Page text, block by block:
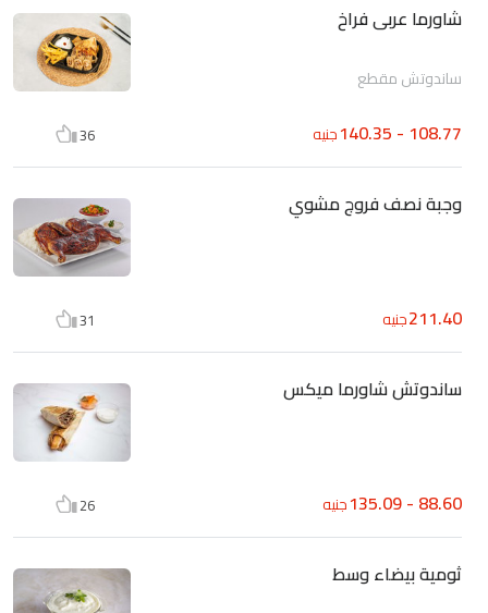
شاورما عربى فراخ
ساندوتش مقطع
108.77 - 140.35 جنيه 36
وجبة نصف فروج مشوي
211.40جنيه 31
ساندوتش شاورما ميكس
88.60 - 135.09 جنيه 26
ثومية بيضاء وسط